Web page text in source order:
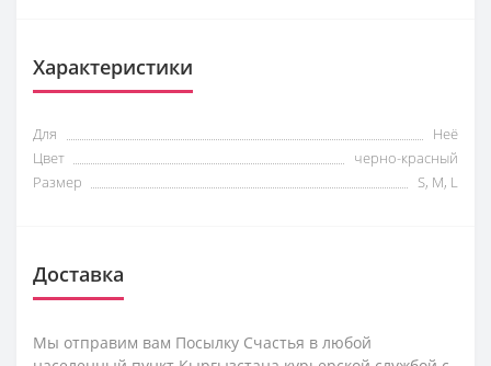
Характеристики
Для
Неё
Цвет
черно-красный
Размер
S, M, L
Доставка
Мы отправим вам Посылку Счастья в любой